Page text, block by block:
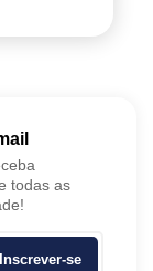
todas as
Inscrever-se